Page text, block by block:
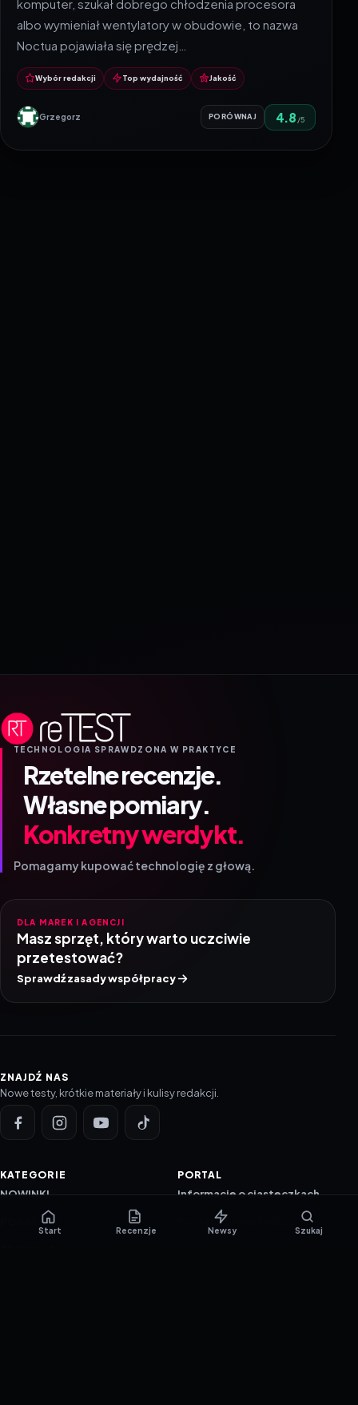
komputer, szukał dobrego chłodzenia procesora
albo wymieniał wentylatory w obudowie, to nazwa
Noctua pojawiała się prędzej…
Wybór redakcji Top wydajność Jakość
Grzegorz PORÓWNAJ 4.8 /5
TECHNOLOGIA SPRAWDZONA W PRAKTYCE
Rzetelne recenzje.
Własne pomiary.
Konkretny werdykt.
Pomagamy kupować technologię z głową.
DLA MAREK I AGENCJI
Masz sprzęt, który warto uczciwie
przetestować?
Sprawdź zasady współpracy
ZNAJDŹ NAS
Nowe testy, krótkie materiały i kulisy redakcji.
KATEGORIE
NOWINKI
PORADNIKI
PORTAL
Informacje o ciasteczkach
Polityka prywatności
Start Recenzje Newsy Szukaj